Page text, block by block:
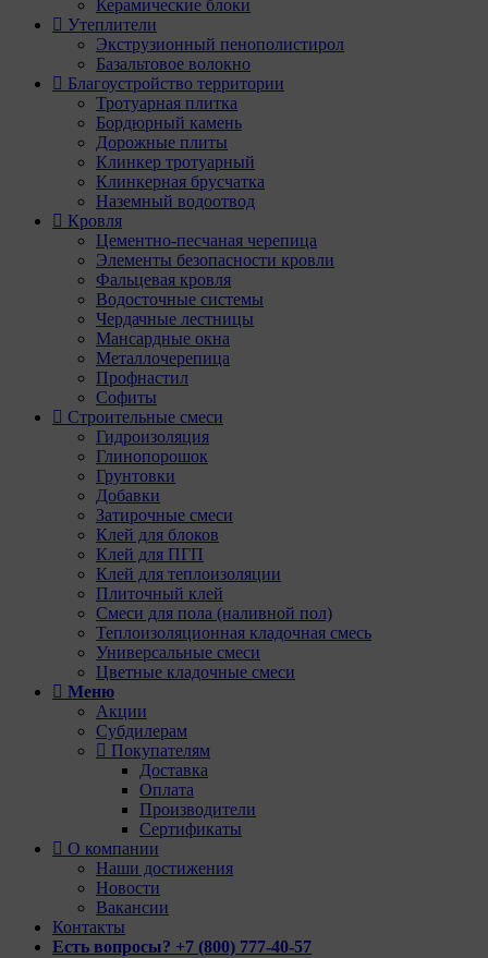
Керамические блоки
Утеплители
Экструзионный пенополистирол
Базальтовое волокно
Благоустройство территории
Тротуарная плитка
Бордюрный камень
Дорожные плиты
Клинкер тротуарный
Клинкерная брусчатка
Наземный водоотвод
Кровля
Цементно-песчаная черепица
Элементы безопасности кровли
Фальцевая кровля
Водосточные системы
Чердачные лестницы
Мансардные окна
Металлочерепица
Профнастил
Софиты
Строительные смеси
Гидроизоляция
Глинопорошок
Грунтовки
Добавки
Затирочные смеси
Клей для блоков
Клей для ПГП
Клей для теплоизоляции
Плиточный клей
Смеси для пола (наливной пол)
Теплоизоляционная кладочная смесь
Универсальные смеси
Цветные кладочные смеси
Меню
Акции
Субдилерам
Покупателям
Доставка
Оплата
Производители
Сертификаты
О компании
Наши достижения
Новости
Вакансии
Контакты
Есть вопросы? +7 (800) 777-40-57